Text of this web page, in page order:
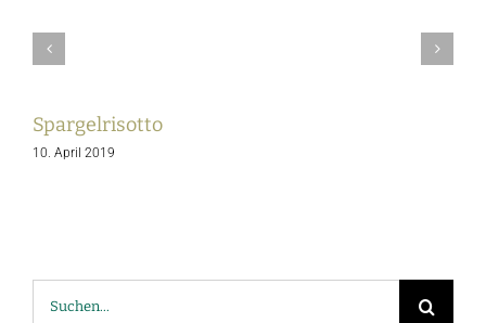
Spargelrisotto
10. April 2019
nach: